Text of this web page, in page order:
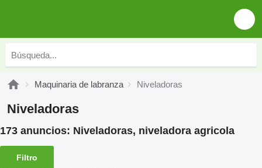
Maquinaria de labranza Niveladoras
Niveladoras
173 anuncios: Niveladoras, niveladora agricola
Filtro